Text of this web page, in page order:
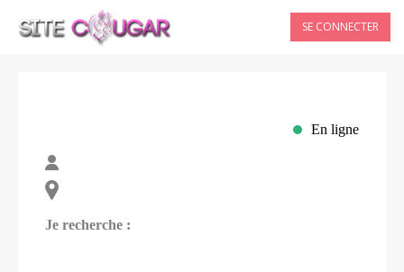
SE CONNECTER
En ligne
Je recherche :